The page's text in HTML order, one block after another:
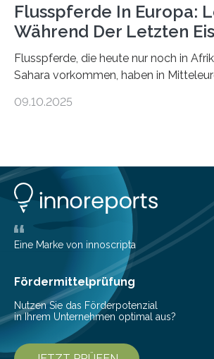
Flusspferde In Europa:
Während Der Letzten
Flusspferde, die heute nur noch in
Sahara vorkommen, haben in
Knochenfunden zeigen, dass
Universität Potsdam und die Reiss-
Mannheim mit dem Curt-Engelhorn-
Archäometrie hat dazu eine Studie im
Current Biology veröffentlicht. Bisher
aus, dass gewöhnliche Flusspferde
amphibius) in Mitteleuropa vor
09.10.2025
Eine Marke von innoscripta
Fördermittelprüfung
Nutzen Sie das Förderpotenzial
in Ihrem Unternehmen optimal aus?